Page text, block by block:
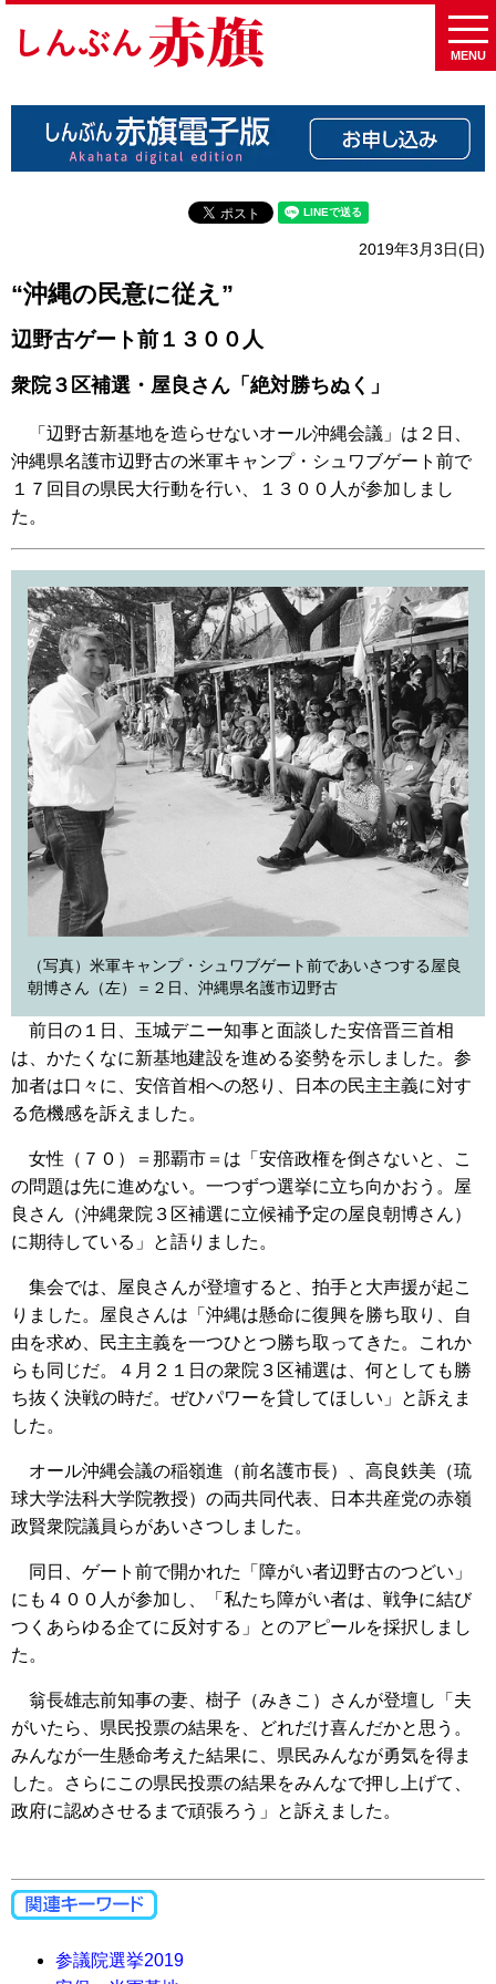
MENU
2019年3月3日(日)
“沖縄の民意に従え”
辺野古ゲート前１３００人
衆院３区補選・屋良さん「絶対勝ちぬく」
「辺野古新基地を造らせないオール沖縄会議」は２日、
沖縄県名護市辺野古の米軍キャンプ・シュワブゲート前で
１７回目の県民大行動を行い、１３００人が参加しまし
た。
（写真）米軍キャンプ・シュワブゲート前であいさつする屋良
朝博さん（左）＝２日、沖縄県名護市辺野古
前日の１日、玉城デニー知事と面談した安倍晋三首相
は、かたくなに新基地建設を進める姿勢を示しました。参
加者は口々に、安倍首相への怒り、日本の民主主義に対す
る危機感を訴えました。
女性（７０）＝那覇市＝は「安倍政権を倒さないと、こ
の問題は先に進めない。一つずつ選挙に立ち向かおう。屋
良さん（沖縄衆院３区補選に立候補予定の屋良朝博さん）
に期待している」と語りました。
集会では、屋良さんが登壇すると、拍手と大声援が起こ
りました。屋良さんは「沖縄は懸命に復興を勝ち取り、自
由を求め、民主主義を一つひとつ勝ち取ってきた。これか
らも同じだ。４月２１日の衆院３区補選は、何としても勝
ち抜く決戦の時だ。ぜひパワーを貸してほしい」と訴えま
した。
オール沖縄会議の稲嶺進（前名護市長）、高良鉄美（琉
球大学法科大学院教授）の両共同代表、日本共産党の赤嶺
政賢衆院議員らがあいさつしました。
同日、ゲート前で開かれた「障がい者辺野古のつどい」
にも４００人が参加し、「私たち障がい者は、戦争に結び
つくあらゆる企てに反対する」とのアピールを採択しまし
た。
翁長雄志前知事の妻、樹子（みきこ）さんが登壇し「夫
がいたら、県民投票の結果を、どれだけ喜んだかと思う。
みんなが一生懸命考えた結果に、県民みんなが勇気を得ま
した。さらにこの県民投票の結果をみんなで押し上げて、
政府に認めさせるまで頑張ろう」と訴えました。
参議院選挙2019